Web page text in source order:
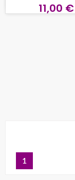
11,00 €
1